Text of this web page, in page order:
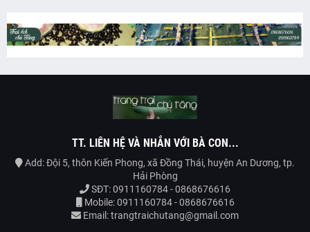
TT. LIÊN HỆ VÀ NHẮN VỚI BÀ CON...
Add: Đội 5, thôn Kiến Phong, xã Đồng Thái, huyện An Dương, tp.
Hải Phòng
SĐT: 0911160784 - 0868676616
Mobile: 0911160784 - 0868676616
Email: trangtraichutang@gmail.com